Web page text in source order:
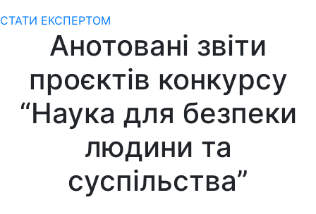
СТАТИ ЕКСПЕРТОМ
Анотовані звіти
проєктів конкурсу
“Наука для безпеки
людини та
суспільства”